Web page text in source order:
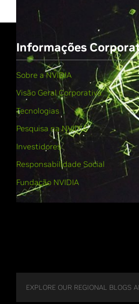
Informações
Sobre a NVIDIA
Visão Geral Corporativa
Tecnologias
Pesquisa na NVIDIA
Investidores
Responsabilidade Social
Fundação NVIDIA
EXPLORE OUR REGIONAL BLOGS